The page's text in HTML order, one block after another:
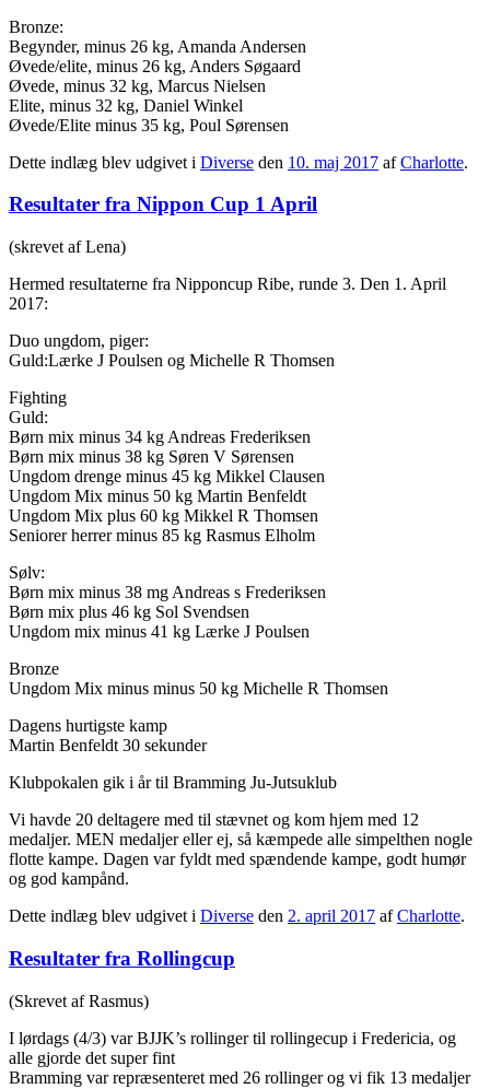
Bronze:
Begynder, minus 26 kg, Amanda Andersen
Øvede/elite, minus 26 kg, Anders Søgaard
Øvede, minus 32 kg, Marcus Nielsen
Elite, minus 32 kg, Daniel Winkel
Øvede/Elite minus 35 kg, Poul Sørensen
Dette indlæg blev udgivet i Diverse den 10. maj 2017 afCharlotte.
Resultater fra Nippon Cup 1 April
(skrevet af Lena)
Hermed resultaterne fra Nipponcup Ribe, runde 3. Den 1. April
2017:
Duo ungdom, piger:
Guld:Lærke J Poulsen og Michelle R Thomsen
Fighting
Guld:
Børn mix minus 34 kg Andreas Frederiksen
Børn mix minus 38 kg Søren V Sørensen
Ungdom drenge minus 45 kg Mikkel Clausen
Ungdom Mix minus 50 kg Martin Benfeldt
Ungdom Mix plus 60 kg Mikkel R Thomsen
Seniorer herrer minus 85 kg Rasmus Elholm
Sølv:
Børn mix minus 38 mg Andreas s Frederiksen
Børn mix plus 46 kg Sol Svendsen
Ungdom mix minus 41 kg Lærke J Poulsen
Bronze
Ungdom Mix minus minus 50 kg Michelle R Thomsen
Dagens hurtigste kamp
Martin Benfeldt 30 sekunder
Klubpokalen gik i år til Bramming Ju-Jutsuklub
Vi havde 20 deltagere med til stævnet og kom hjem med 12
medaljer. MEN medaljer eller ej, så kæmpede alle simpelthen nogle
flotte kampe. Dagen var fyldt med spændende kampe, godt humør
og god kampånd.
Dette indlæg blev udgivet i Diverse den 2. april 2017 afCharlotte.
Resultater fra Rollingcup
(Skrevet af Rasmus)
I lørdags (4/3) var BJJK’s rollinger til rollingecup i Fredericia, og
alle gjorde det super fint
Bramming var repræsenteret med 26 rollinger og vi fik 13 medaljer